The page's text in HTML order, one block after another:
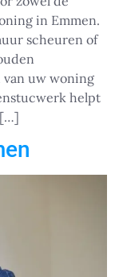
in Emmen.
scheuren of
uw woning
helpt